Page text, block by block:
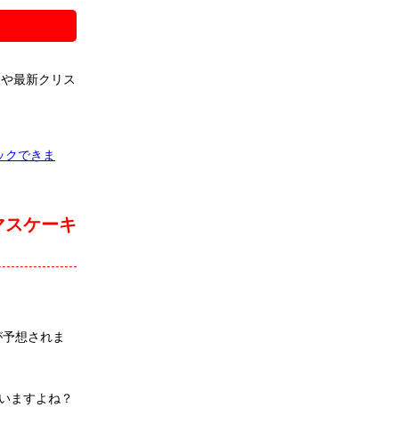
最新クリス
クできま
ケーキ
想されま
ますよね？